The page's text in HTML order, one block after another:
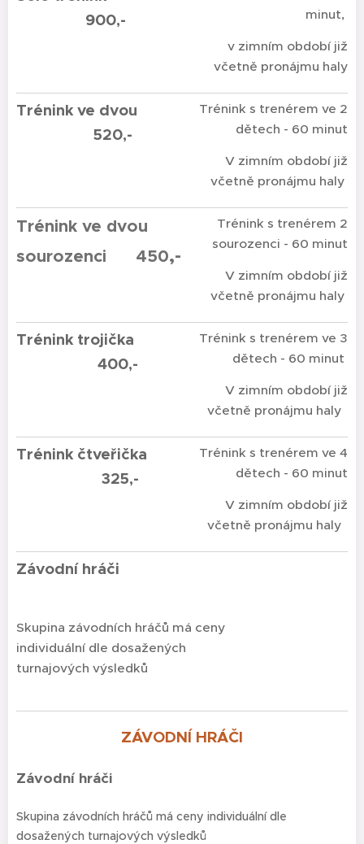
900,-
minut,
v zimním období již
včetně pronájmu haly
Trénink ve dvou
520,-
Trénink s trenérem ve 2
dětech - 60 minut
V zimním období již
včetně pronájmu haly
Trénink ve dvou
sourozenci 450,-
Trénink s trenérem 2
sourozenci - 60 minut
V zimním období již
včetně pronájmu haly
Trénink trojička
400,-
Trénink s trenérem ve 3
dětech - 60 minut
V zimním období již
včetně pronájmu haly
Trénink čtveřička
325,-
Trénink s trenérem ve 4
dětech - 60 minut
V zimním období již
včetně pronájmu haly
Závodní hráči
Skupina závodních hráčů má ceny
individuální dle dosažených
turnajových výsledků
ZÁVODNÍ HRÁČI
Závodní hráči
Skupina závodních hráčů má ceny individuální dle
dosažených turnajových výsledků